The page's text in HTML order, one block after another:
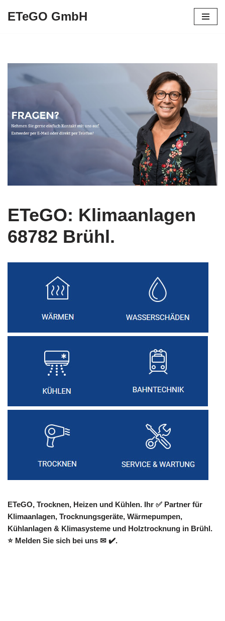
ETeGO GmbH
ETeGO: Klimaanlagen
68782 Brühl.
ETeGO, Trocknen, Heizen und Kühlen. Ihr ✅ Partner für
Klimaanlagen, Trocknungsgeräte, Wärmepumpen,
Kühlanlagen & Klimasysteme und Holztrocknung in Brühl.
⭐ Melden Sie sich bei uns ✉ ✔️.